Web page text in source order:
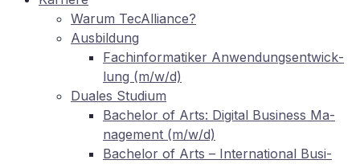
War­um TecAlliance?
Aus­bil­dung
Fach­in­for­ma­ti­ker An­wen­dungs­ent­wick­
lung (m/w/d)
Dua­les Studium
Ba­che­lor of Arts: Di­gi­tal Busi­ness Ma­
nage­ment (m/w/d)
Ba­che­lor of Arts – In­ter­na­tio­nal Busi­